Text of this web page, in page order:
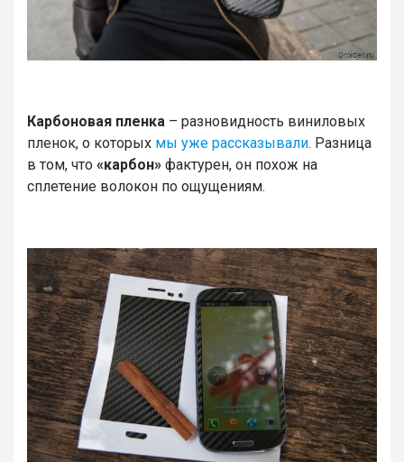
Карбоновая пленка – разновидность виниловых
пленок, о которых мы уже рассказывали. Разница
в том, что «карбон» фактурен, он похож на
сплетение волокон по ощущениям.